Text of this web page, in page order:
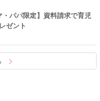
・パパ限定】資料請求で育児
ゼント